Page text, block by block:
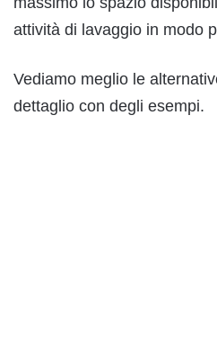
attività di lavaggio in modo
Vediamo meglio le
dettaglio con degli esempi.